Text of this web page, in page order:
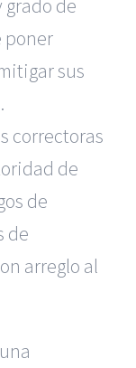
de
poner
sus
correctoras
de
de
de
arreglo al